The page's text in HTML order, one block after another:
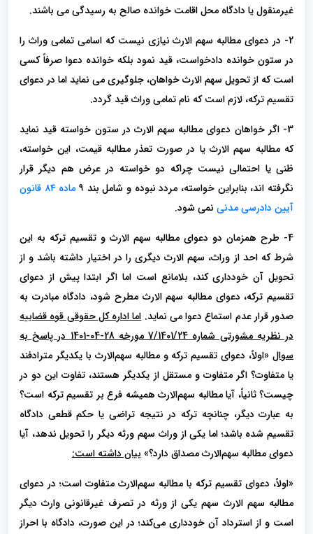
غیرمنقول یا دادگاه محل اقامت خوانده صالح به رسیدگی می باشند.
2- در دعوای مطالبه سهم الارث نیازی نیست که اسامی تمامی وراث را
در ستون خوانده دادخواست، قید نمود بلکه خوانده دعوا صرفاً کسی
است که از تحویل سهم الارث خواهان، جلوگیری می نماید اما در دعوای
تقسیم ترکه، لازم است که نام تمامی وراث قید گردد.
3- اگر خواهان دعوای مطالبه سهم الارث در ستون خواسته قید نماید
که مطالبه سهم الارث یا در صورت تعذر مطالبه قیمت، این خواسته،
ظنی یا احتمالی نیست چراکه دو خواسته در عرض هم دیگر قرار
نگرفته اند، بنابراین خواسته، مردد نبوده و شامل بند ۹
ماده ۸۴ قانون
آیین دادرسی مدنی نمی شود.
4- طرح همزمان دو دعوای مطالبه سهم الارث و تقسیم ترکه به این
شرط که احد از وراث، سهم الارث دیگری را در اختیار داشته باشد و از
تحویل آن خودداری کند، بلامانع است اما اگر ابتدا پیش از دعوای
تقسیم ترکه، دعوای مطالبه سهم الارث مطرح شود، دادگاه مبادرت به
صدور قرار عدم استماع دعوا می نماید.اما اداره کل حقوقی قوه قضاییه
در نظریه مشورتی شماره 7/1401/24 مورخه 28-04-1401 در پاسخ به
سوال «اولاً، دعوای تقسیم ترکه و مطالبه سهم‌الارث با یکدیگر مترادفند
یا متفاوت؟ اگر متفاوت و مستقل از یکدیگر هستند، تفاوت این دو در
چیست؟ ثانیاً، آیا مطالبه سهم‌الارث همیشه فرع بر تقسیم ترکه است؟
به عبارت دیگر، چنانچه ترکه در نتیجه تراضی یا حکم قطعی دادگاه
تقسیم شده باشد؛ اما یکی از وراث سهم ورثه دیگر را تحویل ندهد، آیا
دعوای مطالبه سهم‌الارث مصداق دارد؟»بیان داشته است:
«اولاً، دعوای تقسیم ترکه با مطالبه سهم‌الارث متفاوت است؛ در دعوای
مطالبه سهم الارث سهم یکی از ورثه در تصرف غیرقانونی وارث دیگر
است و از استرداد آن خودداری می‌کند؛ در این صورت، دادگاه با احراز